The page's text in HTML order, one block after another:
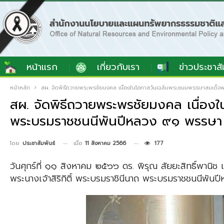
หน้าแรก เกี่ยวกับเรา ข่าวประชา
หน้าหลัก สผ. จัดพิธีถวายพระพรชัยมงคล เนื่องในโอกาสวันเฉลิมพระชนมพรรษาสมเ
สผ. จัดพิธีถวายพระพรชัยมงคล เนื่องใ
พระบรมราชชนนีพันปีหลวง ๙๑ พรร
โดย ประชาสัมพันธ์ เมื่อ 11 สิงหาคม 2566 177
วันศุกร์ที่ ๑๑ สิงหาคม ๒๕๖๖ ดร. พิรุณ สัยยะสิทธิ์พานิช เ
พระนางเจ้าสิริกิติ์ พระบรมราชินีนาถ พระบรมราชชนนีพั